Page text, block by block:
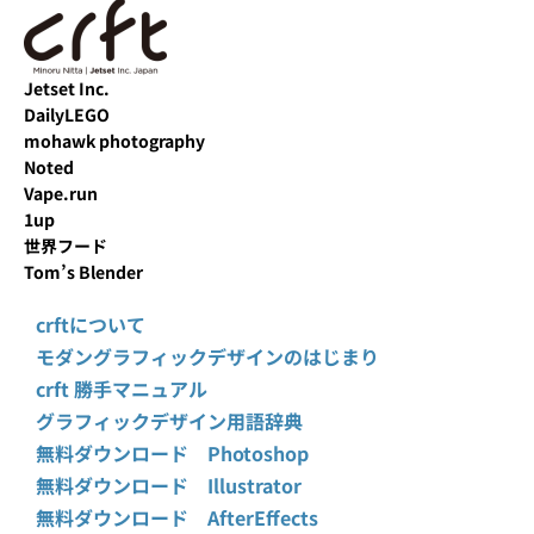
Jetset Inc.
DailyLEGO
mohawk photography
Noted
Vape.run
1up
世界フード
Tom’s Blender
crftについて
モダングラフィックデザインのはじまり
crft 勝手マニュアル
グラフィックデザイン用語辞典
無料ダウンロード Photoshop
無料ダウンロード Illustrator
無料ダウンロード AfterEffects